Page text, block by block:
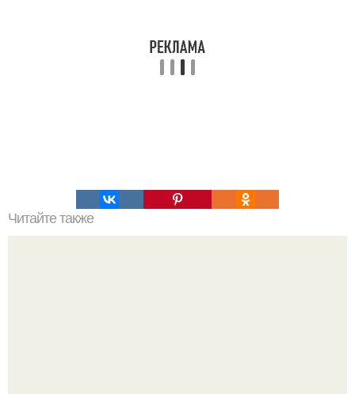
Читайте также